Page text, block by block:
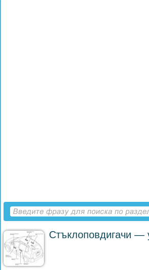
Стъклоповдигачи —